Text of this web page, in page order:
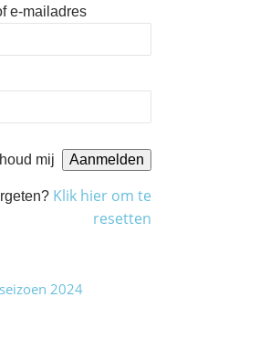
e-mailadres
mij
Klik hier om te
resetten
2024